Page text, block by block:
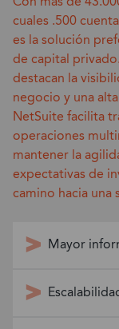
cuales .500
es la solución
de capital
destacan la
negocio y una
NetSuite facilita
operaciones
mantener la
expectativas de
camino hacia una
Mayor